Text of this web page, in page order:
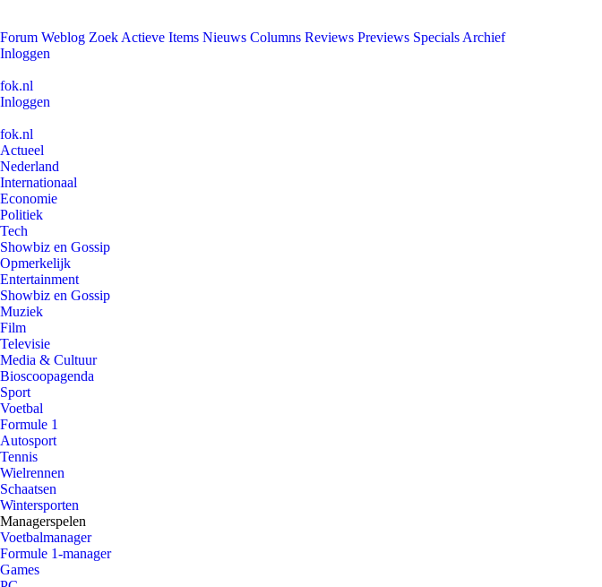
Forum Weblog Zoek Actieve Items Nieuws Columns Reviews Previews Specials Archief
Inloggen
fok.nl
Inloggen
fok.nl
Actueel
Nederland
Internationaal
Economie
Politiek
Tech
Showbiz en Gossip
Opmerkelijk
Entertainment
Showbiz en Gossip
Muziek
Film
Televisie
Media & Cultuur
Bioscoopagenda
Sport
Voetbal
Formule 1
Autosport
Tennis
Wielrennen
Schaatsen
Wintersporten
Managerspelen
Voetbalmanager
Formule 1-manager
Games